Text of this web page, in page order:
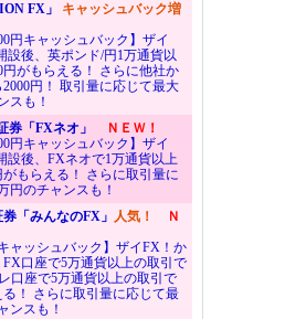
FX」 キャッシュバック増
円キャッシュバック】ザイ
設後、英ポンド/円1万通貨以
円がもらえる！ さらに他社か
円！ 取引量に応じて最大
スも！
券「FXネオ」
ＮＥＷ！
円キャッシュバック】ザイ
設後、FXネオで1万通貨以上
がもらえる！ さらに取引量に
円のチャンスも！
「みんなのFX」 人気！
Ｎ
ャッシュバック】ザイFX！か
FX口座で5万通貨以上の取引で
口座で5万通貨以上の取引で
る！ さらに取引量に応じて最
ンスも！